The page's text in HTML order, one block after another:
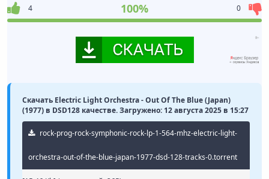
4 100% 0
Скачать Electric Light Orchestra - Out Of The Blue (Japan)
(1977) в DSD128 качестве. Загружено: 12 августа 2025 в 15:27
rock-prog-rock-symphonic-rock-lp-1-564-mhz-electric-light-
orchestra-out-of-the-blue-japan-1977-dsd-128-tracks-0.torrent